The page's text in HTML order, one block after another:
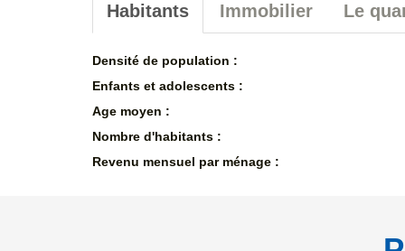
Habitants Immobilier Le
Densité de population :
Enfants et adolescents :
Age moyen :
Nombre d'habitants :
Revenu mensuel par ménage :